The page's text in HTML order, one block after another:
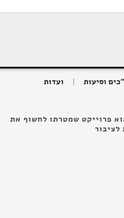
וסיעות ועדות
פרוייקט שמטרתו לחשוף את
לציבור